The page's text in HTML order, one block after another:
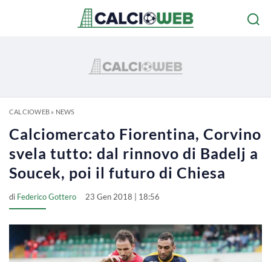
CALCIOWEB» NEWS
Calciomercato Fiorentina, Corvino
svela tutto: dal rinnovo di Badelj a
Soucek, poi il futuro di Chiesa
di Federico Gottero 23 Gen 2018 | 18:56